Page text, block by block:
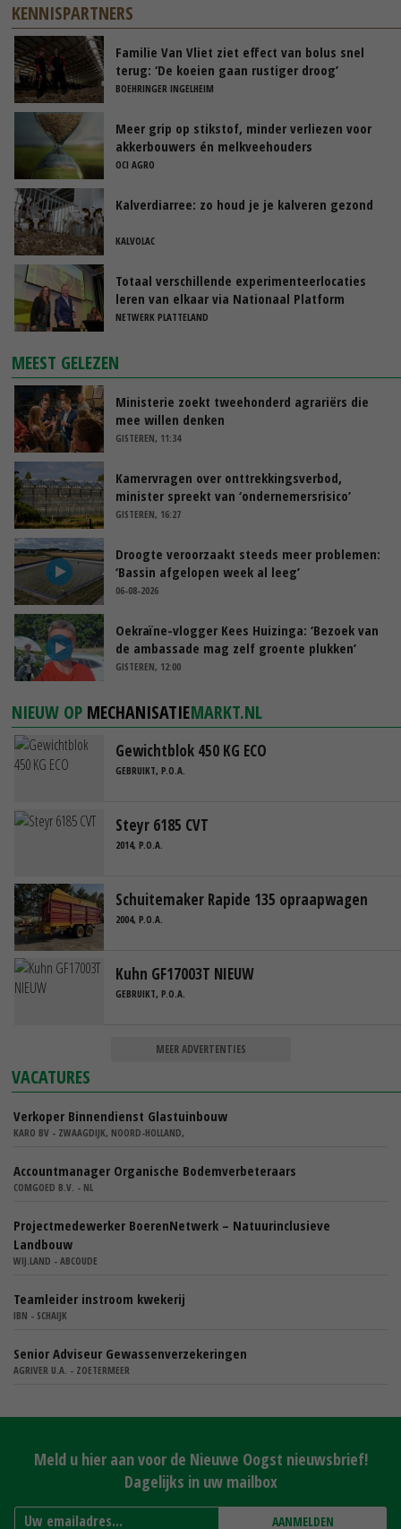
KENNISPARTNERS
Familie Van Vliet ziet effect van bolus snel
terug: ‘De koeien gaan rustiger droog’
BOEHRINGER INGELHEIM
Meer grip op stikstof, minder verliezen voor
akkerbouwers én melkveehouders
OCI AGRO
Kalverdiarree: zo houd je je kalveren gezond
KALVOLAC
Totaal verschillende experimenteerlocaties
leren van elkaar via Nationaal Platform
NETWERK PLATTELAND
MEEST GELEZEN
Ministerie zoekt tweehonderd agrariërs die
mee willen denken
GISTEREN, 11:34
Kamervragen over onttrekkingsverbod,
minister spreekt van ‘ondernemersrisico’
GISTEREN, 16:27
Droogte veroorzaakt steeds meer problemen:
‘Bassin afgelopen week al leeg’
06-08-2026
Oekraïne-vlogger Kees Huizinga: ‘Bezoek van
de ambassade mag zelf groente plukken’
GISTEREN, 12:00
NIEUW OP MECHANISATIEMARKT.NL
Gewichtblok 450 KG ECO
GEBRUIKT, P.O.A.
Steyr 6185 CVT
2014, P.O.A.
Schuitemaker Rapide 135 opraapwagen
2004, P.O.A.
Kuhn GF17003T NIEUW
GEBRUIKT, P.O.A.
MEER ADVERTENTIES
VACATURES
Verkoper Binnendienst Glastuinbouw
KARO BV - ZWAAGDIJK, NOORD-HOLLAND,
Accountmanager Organische Bodemverbeteraars
COMGOED B.V. - NL
Projectmedewerker BoerenNetwerk – Natuurinclusieve
Landbouw
WIJ.LAND - ABCOUDE
Teamleider instroom kwekerij
IBN - SCHAIJK
Senior Adviseur Gewassenverzekeringen
AGRIVER U.A. - ZOETERMEER
Meld u hier aan voor de Nieuwe Oogst nieuwsbrief!
Dagelijks in uw mailbox
AANMELDEN